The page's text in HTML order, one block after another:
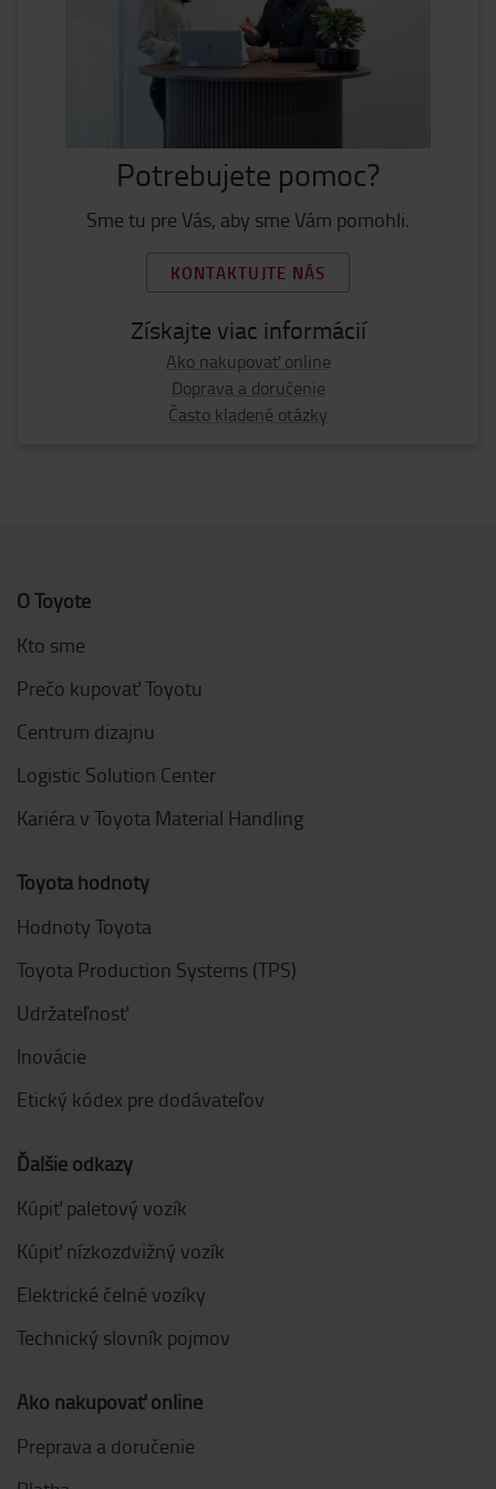
Potrebujete pomoc?
Sme tu pre Vás, aby sme Vám pomohli.
KONTAKTUJTE NÁS
Získajte viac informácií
Ako nakupovať online
Doprava a doručenie
Často kladené otázky
O Toyote
Kto sme
Prečo kupovať Toyotu
Centrum dizajnu
Logistic Solution Center
Kariéra v Toyota Material Handling
Toyota hodnoty
Hodnoty Toyota
Toyota Production Systems (TPS)
Udržateľnosť
Inovácie
Etický kódex pre dodávateľov
Ďalšie odkazy
Kúpiť paletový vozík
Kúpiť nízkozdvižný vozík
Elektrické čelné vozíky
Technický slovník pojmov
Ako nakupovať online
Preprava a doručenie